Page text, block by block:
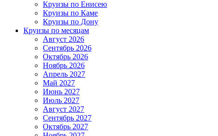
Круизы по Енисею
Круизы по Каме
Круизы по Дону
Круизы по месяцам
Август 2026
Сентябрь 2026
Октябрь 2026
Ноябрь 2026
Апрель 2027
Май 2027
Июнь 2027
Июль 2027
Август 2027
Сентябрь 2027
Октябрь 2027